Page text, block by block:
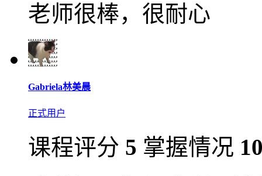
老师很棒，很耐心
Gabriela林美晨
正式用户
课程评分 5 掌握情况